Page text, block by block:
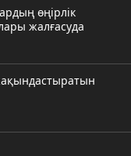
өңірлік
жалғасуда